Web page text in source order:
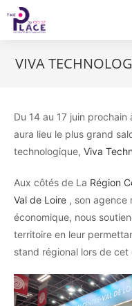
VIVA
Du 14 au 17 juin prochain
aura lieu le plus grand
technologique, Viva
Aux côtés de La Région
Val de Loire , son agence
économique, nous
territoire en leur
stand régional lors de cet